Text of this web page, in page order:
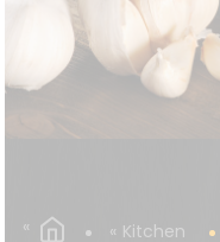
Kitchen